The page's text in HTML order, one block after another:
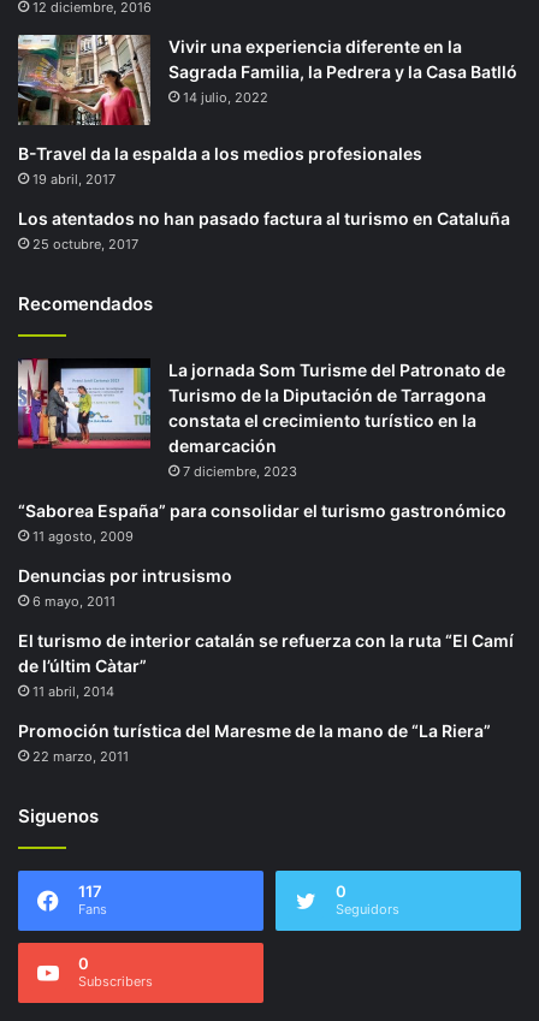
12 diciembre, 2016
Vivir una experiencia diferente en la
Sagrada Familia, la Pedrera y la Casa Batlló
14 julio, 2022
B-Travel da la espalda a los medios profesionales
19 abril, 2017
Los atentados no han pasado factura al turismo en Cataluña
25 octubre, 2017
Recomendados
La jornada Som Turisme del Patronato de
Turismo de la Diputación de Tarragona
constata el crecimiento turístico en la
demarcación
7 diciembre, 2023
“Saborea España” para consolidar el turismo gastronómico
11 agosto, 2009
Denuncias por intrusismo
6 mayo, 2011
El turismo de interior catalán se refuerza con la ruta “El Camí
de l’últim Càtar”
11 abril, 2014
Promoción turística del Maresme de la mano de “La Riera”
22 marzo, 2011
Siguenos
117
Fans
0
Seguidors
0
Subscribers